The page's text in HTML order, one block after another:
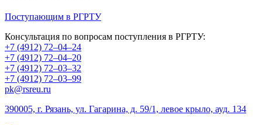
Поступающим в РГРТУ
Консультация по вопросам поступления в РГРТУ:
+7 (4912) 72–04–24
+7 (4912) 72–04–20
+7 (4912) 72–03–32
+7 (4912) 72–03–99
pk@rsreu.ru
390005, г. Рязань, ул. Гагарина, д. 59/1, левое крыло, ауд. 134